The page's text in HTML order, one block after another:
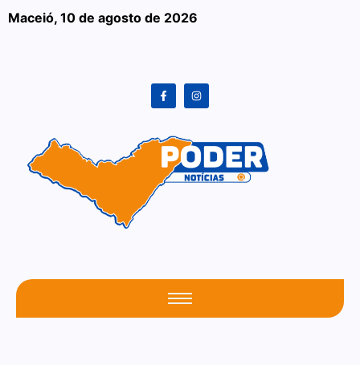
Maceió, 10 de agosto de 2026